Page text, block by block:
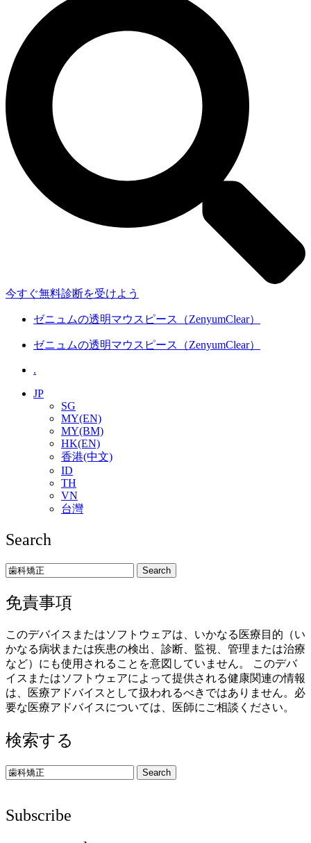
今すぐ無料診断を受けよう
ゼニュムの透明マウスピース（ZenyumClear）
ゼニュムの透明マウスピース（ZenyumClear）
.
JP
SG
MY(EN)
MY(BM)
HK(EN)
香港(中文)
ID
TH
VN
台灣
Search
Search
免責事項
このデバイスまたはソフトウェアは、いかなる医療目的（い
かなる病状または疾患の検出、診断、監視、管理または治療
など）にも使用されることを意図していません。 このデバ
イスまたはソフトウェアによって提供される健康関連の情報
は、医療アドバイスとして扱われるべきではありません。必
要な医療アドバイスについては、医師にご相談ください。
検索する
Search
Subscribe